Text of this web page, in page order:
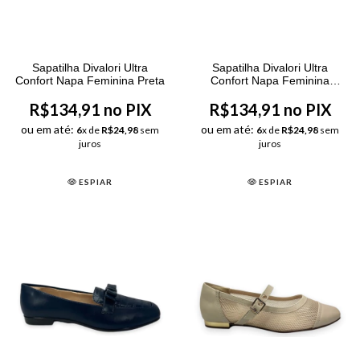
Sapatilha Divalori Ultra
Confort Napa Feminina Preta
R$134,91 no PIX
ou em até: 6x de R$24,98 sem
juros
ESPIAR
Sapatilha Divalori Ultra
Confort Napa Feminina
R$134,91 no PIX
ou em até: 6x de R$24,98 sem
juros
ESPIAR